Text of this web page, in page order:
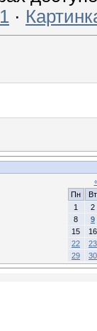
·
Пн
Вт
1
2
8
9
15
16
22
23
29
30